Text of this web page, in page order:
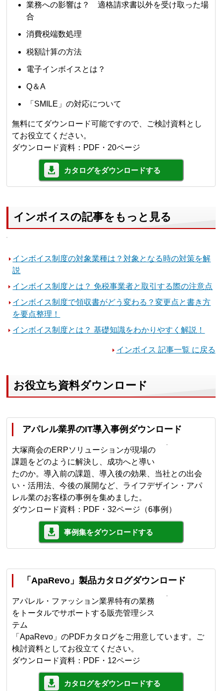
業務への影響は？ 適格請求書以外を受け取った場
合
消費税端数処理
税額計算の方法
電子インボイスとは？
Q＆A
「SMILE」の対応について
無料にてダウンロード可能ですので、ご検討資料とし
てお役立てください。
ダウンロード資料：PDF・20ページ
カタログをダウンロードする
インボイスの記事をもっと見る
インボイス制度の対象業種は？対象となる時の対策を解
説
インボイス制度とは？ 免税事業者と取引する際の注意点
インボイス制度で領収書がどう変わる？変更点と書き方
を要点整理！
インボイス制度とは？ 基礎知識をわかりやすく解説！
インボイス 記事一覧 に戻る
お役立ち資料ダウンロード
アパレル業界のIT導入事例ダウンロード
大塚商会のERPソリューションが現場の
課題をどのように解決し、成功へと導い
たのか。導入前の課題、導入後の効果、当社との出会
い・活用法、今後の展開など、ライフデザイン・アパ
レル業のお客様の事例を集めました。
ダウンロード資料：PDF・32ページ（6事例）
事例集をダウンロードする
「ApaRevo」製品カタログダウンロード
アパレル・ファッション業界特有の業務
をトータルでサポートする販売管理シス
テム
「ApaRevo」のPDFカタログをご用意しています。ご
検討資料としてお役立てください。
ダウンロード資料：PDF・12ページ
カタログをダウンロードする